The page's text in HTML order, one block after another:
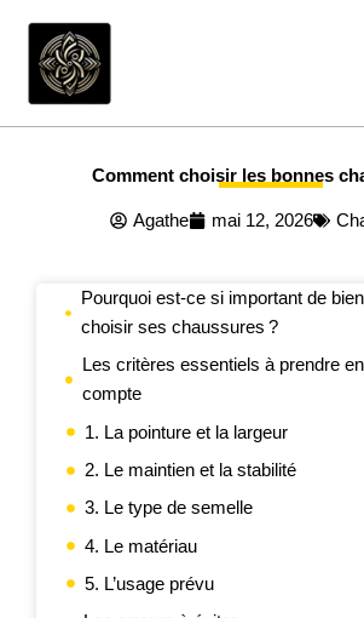
contenu
Comment choisir les bonnes
Agathe mai 12, 2026
Pourquoi est-ce si important de bien
choisir ses chaussures ?
Les critères essentiels à prendre en
compte
1. La pointure et la largeur
2. Le maintien et la stabilité
3. Le type de semelle
4. Le matériau
5. L’usage prévu